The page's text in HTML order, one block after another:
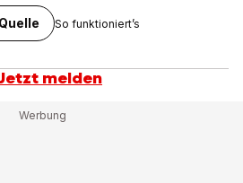
So funktioniert’s
melden